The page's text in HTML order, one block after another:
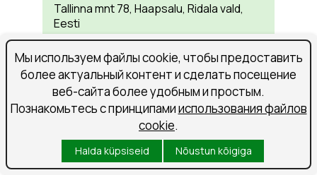
Tallinna mnt 78, Haapsalu, Ridala vald,
Eesti
☎ 472 4010
Narva
Albion Motors
Kerese 40g, Narva, Eesti
☎ 356 9333
Мы используем файлы cookie, чтобы предоставить
более актуальный контент и сделать посещение
веб-сайта более удобным и простым.
Познакомьтесь с принципамииспользования файлов
cookie.
Halda küpsiseid Nõustun kõigiga